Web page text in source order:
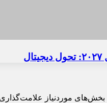
بخش‌های موردنیاز